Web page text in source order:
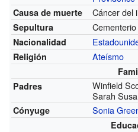
Causa de muerte Cáncer del
Sepultura
Nacionalidad
Religión Ateísmo
Padres
Winfield
Sarah
Cónyuge Sonia